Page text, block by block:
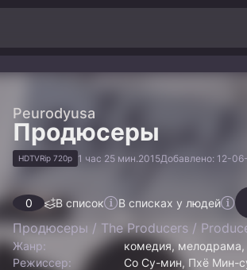
Peurodyusa
Продюсеры
HDTVRip 720p 1 час 25 мин.2015Добавлено: 12-
0 В список В списках у людей
Продюсеры / The Producers /
Жанр:
комедия,
Режиссер:
Со Су-мин, Пхё Мин-